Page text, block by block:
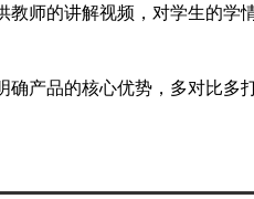
教师的讲解视频，对学生的学
产品的核心优势，多对比多